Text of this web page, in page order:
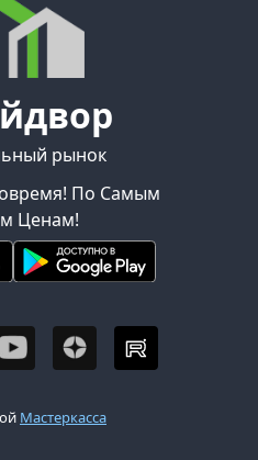
рынок
По Самым
Ценам!
Мастеркасса